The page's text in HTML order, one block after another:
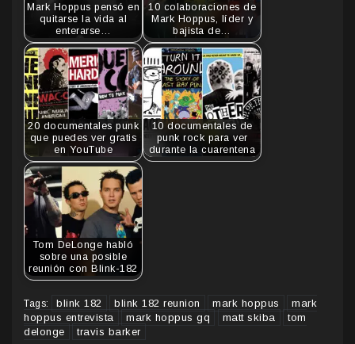
Mark Hoppus pensó en
quitarse la vida al
enterarse…
10 colaboraciones de
Mark Hoppus, líder y
bajista de…
20 documentales punk
que puedes ver gratis
en YouTube
10 documentales de
punk rock para ver
durante la cuarentena
Tom DeLonge habló
sobre una posible
reunión con Blink-182
Tags: blink 182 blink 182 reunion mark hoppus
mark
hoppus entrevista
mark hoppus gq matt skiba
tom
delonge
travis barker